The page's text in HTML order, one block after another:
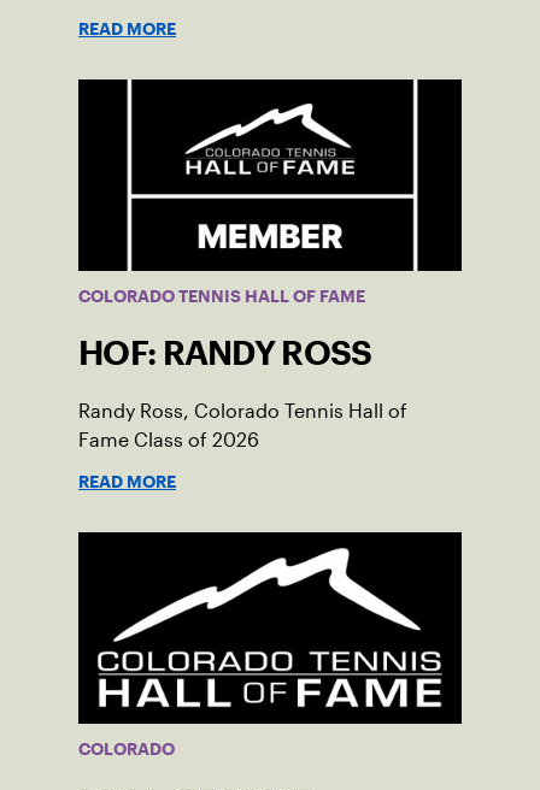
READ MORE
COLORADO TENNIS HALL OF FAME
HOF: RANDY ROSS
Randy Ross, Colorado Tennis Hall of
Fame Class of 2026
READ MORE
COLORADO